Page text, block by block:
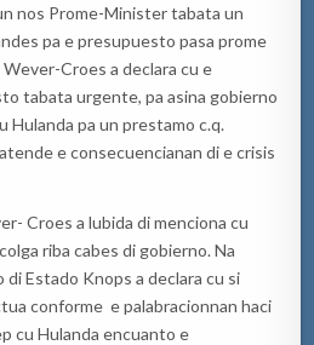
nos Prome-Minister tabata un
pa e presupuesto pasa prome
Croes a declara cu e
tabata urgente, pa asina gobierno
Hulanda pa un prestamo c.q.
e consecuencianan di e crisis
Croes a lubida di menciona cu
riba cabes di gobierno. Na
Estado Knops a declara cu si
conforme e palabracionnan haci
cu Hulanda encuanto e